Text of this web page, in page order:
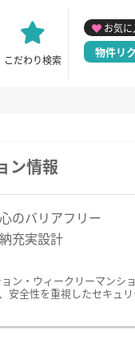
こだわり検索
お気
物件リ
ン情報
のバリアフリー
充実設計
ン・ウィークリーマンシ
安全性を重視したセキュ